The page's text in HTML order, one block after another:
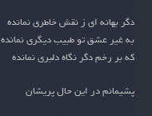
دگر بهانه ای ز نقش خاطری نمانده
به غیر عشق تو طبیب دیگری نمانده
که بر رخم دگر نگاه دلبری نمانده
پشیمانم در این حال پریشان